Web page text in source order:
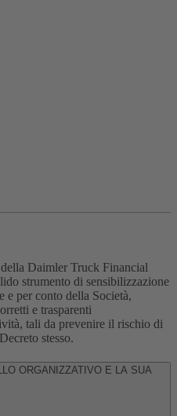
Daimler Truck Financial
strumento di sensibilizzazione
e per conto della Società,
e trasparenti
tali da prevenire il rischio di
stesso.
ORGANIZZATIVO E LA SUA